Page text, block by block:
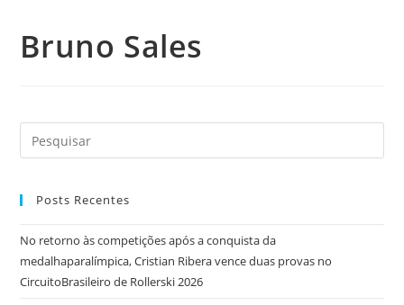
Bruno Sales
Posts Recentes
No retorno às competições após a conquista da
medalhaparalímpica, Cristian Ribera vence duas provas no
CircuitoBrasileiro de Rollerski 2026